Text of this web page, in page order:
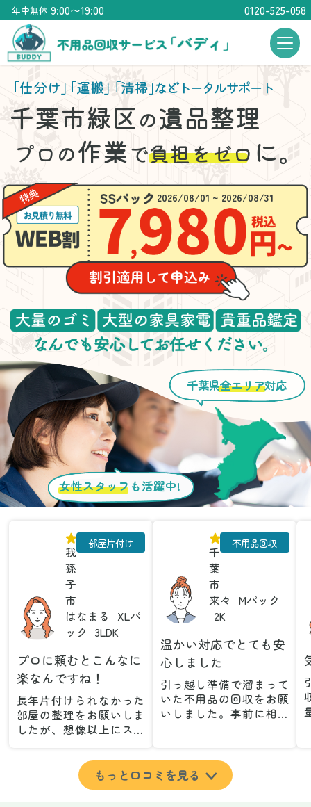
年中無休 9:00〜19:00 0120-525-058
「仕分け」「運搬」「清掃」などトータルサポート
千葉市緑区の遺品整理
プロの作業で負担をゼロ に。
2026/08/01 ~ 2026/08/31
女性スタッフ も活躍中!
千葉県全エリア対応
我
孫
子
市
はなまる
XLパ
ック
3LDK
部屋片付け
プロに頼むとこんなに
楽なんですね！
長年片付けられなかった
部屋の整理をお願いしま
したが、想像以上にスム
が集めた物や古い家具が
多く、自分たちだけでは
どうにもならない状態で
千
葉
市
来々
Mパック
2K
不用品回収
温かい対応でとても安
心しました
引っ越し準備で溜まって
いた不用品の回収をお願
いしました。事前に相談
とができました。特に、
古い家具や壊れた家電な
ど、処分が難しいものが
もっと口コミを見る